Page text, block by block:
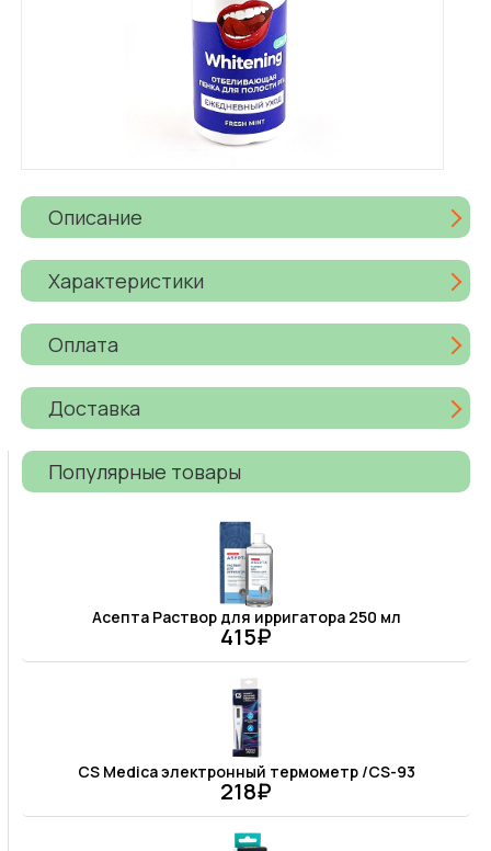
Описание
Характеристики
Оплата
Доставка
Популярные товары
Асепта Раствор для ирригатора 250 мл
415₽
CS Medica электронный термометр /CS-93
218₽